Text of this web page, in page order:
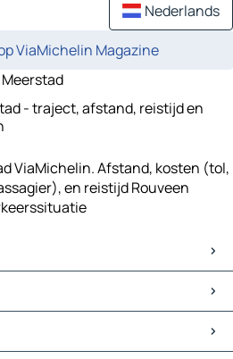
Nederlands
ViaMichelin Magazine
- traject, afstand, reistijd en
ViaMichelin. Afstand, kosten (tol,
en reistijd Rouveen